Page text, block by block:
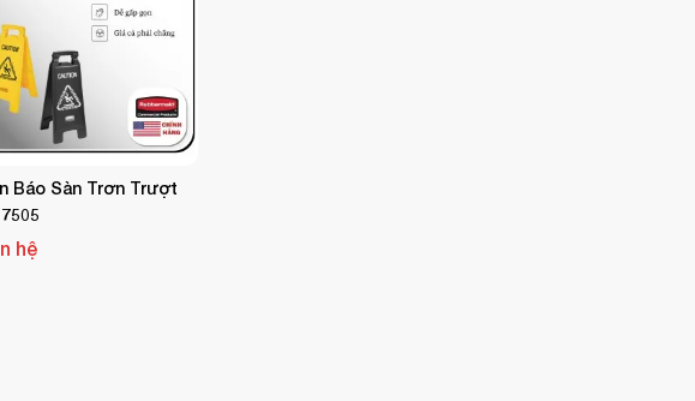
biển báo và thiết bị
nghiệp.
Báo Sàn Trơn Trượt
hệ